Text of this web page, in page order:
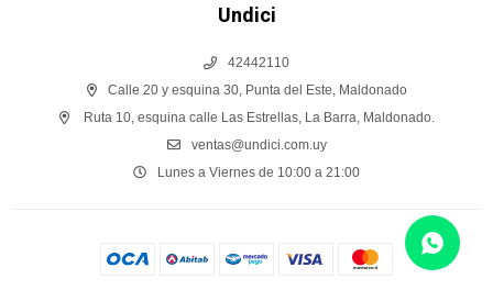
Undici
42442110
Calle 20 y esquina 30, Punta del Este, Maldonado
Ruta 10, esquina calle Las Estrellas, La Barra, Maldonado.
ventas@undici.com.uy
Lunes a Viernes de 10:00 a 21:00